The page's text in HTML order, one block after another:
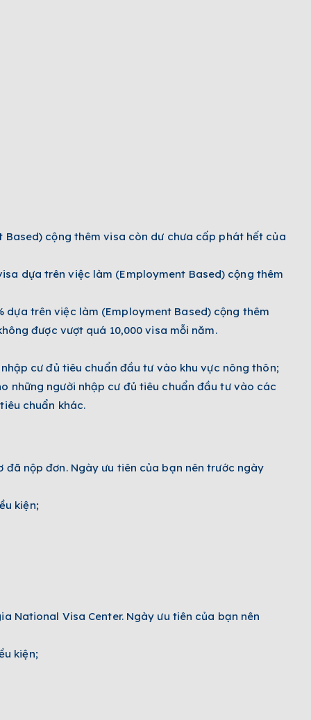
cộng thêm visa còn dư chưa cấp phát hết của
dựa trên việc làm (Employment Based) cộng thêm
trên việc làm (Employment Based) cộng thêm
được vượt quá 10,000 visa mỗi năm.
cư đủ tiêu chuẩn đầu tư vào khu vực nông thôn;
những người nhập cư đủ tiêu chuẩn đầu tư vào các
chuẩn khác.
nộp đơn. Ngày ưu tiên của bạn nên trước ngày
kiện;
National Visa Center. Ngày ưu tiên của bạn nên
kiện;­